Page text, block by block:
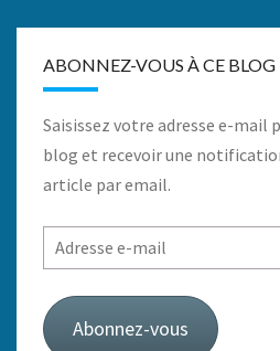
ABONNEZ-VOUS À CE BLOG
Saisissez votre adresse e-mail
blog et recevoir une
article par email.
Adresse
e-
mail
Abonnez-vous